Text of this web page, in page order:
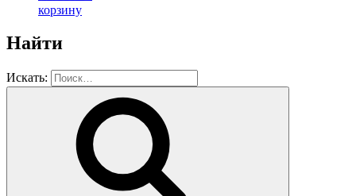
корзину
Найти
Искать: